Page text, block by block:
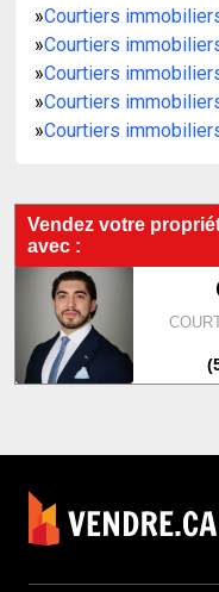
»Courtiers
»Courtiers
»Courtiers
»Courtiers
»Courtiers